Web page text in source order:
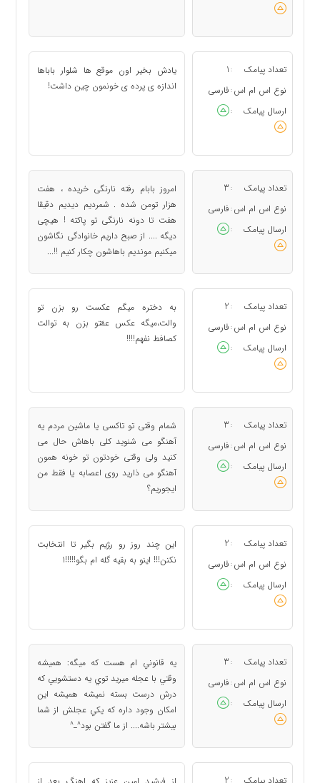
تعداد پیامک :
1
نوع اس ام اس : فارسی
ارسال پیامک
:
یادش بخیر اون موقع ها شلوار باباها
اندازه ی پرده ی خونمون چین داشت!
تعداد پیامک :
3
نوع اس ام اس : فارسی
ارسال پیامک
:
امروز بابام رفته نارنگی خریده ، هفت
هزار تومن شده . شمردیم دیدیم دقیقا
هفت تا دونه نارنگی تو پاکته ! هیچی
دیگه .... از صبح داریم خانوادگی نگاشون
میکنیم موندیم باهاشون چکار کنیم !!...
تعداد پیامک :
2
نوع اس ام اس : فارسی
ارسال پیامک
:
به دختره میگم عکست رو بزن تو
والت،میگه عکس عمّتو بزن به توالت
کصافط نفهم!!!!
تعداد پیامک :
3
نوع اس ام اس : فارسی
ارسال پیامک
:
شمام وقتی تو تاکسی یا ماشین مردم یه
آهنگو می شنوید کلی باهاش حال می
کنید ولی وقتی خودتون تو خونه همون
آهنگو می ذارید روی اعصابه یا فقط من
ایجوریم؟
تعداد پیامک :
2
نوع اس ام اس : فارسی
ارسال پیامک
:
اين چند روز رو ر‍‍ژيم بگير تا انتخابت
نكنن!!! اينو به بقيه گله ام بگو!!!!!1
تعداد پیامک :
3
نوع اس ام اس : فارسی
ارسال پیامک
:
يه قانوني ام هست که ميگه: هميشه
وقتي با عجله ميريد توي يه دستشويي که
درش درست بسته نميشه هميشه اين
امکان وجود داره که يکي عجلش از شما
بيشتر باشه.... از ما گفتن بود^ـ^
: